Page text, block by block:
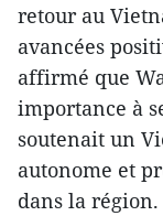
retour au
avancées
affirmé que
importance à
soutenait un
autonome et
dans la région.